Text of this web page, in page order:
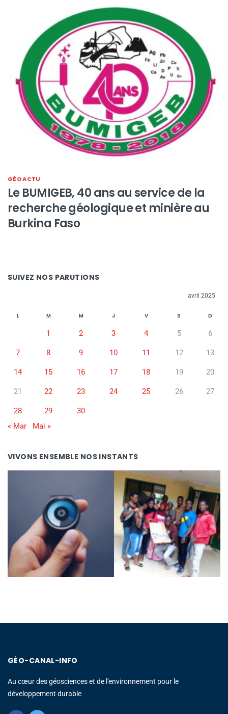
GÉO ACTU
Le BUMIGEB, 40 ans au service de la
recherche géologique et minière au
Burkina Faso
SUIVEZ NOS PARUTIONS
avril 2025
L M M J V S D
1 2 3 4 5 6
7 8 9 10 11 12 13
14 15 16 17 18 19 20
21 22 23 24 25 26 27
28 29
30
« Mar
Mai »
VIVONS ENSEMBLE NOS INSTANTS
GÉO-CANAL-INFO
Au cœur des géosciences et de l'environnement pour le
développement durable